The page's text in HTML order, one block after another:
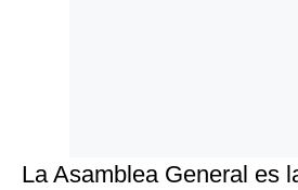
La Asamblea General es